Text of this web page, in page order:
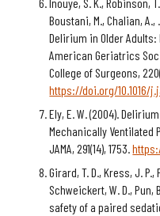
Inouye, S. K., Robinson,
Boustani, M., Chalian,
Delirium in Older
American Geriatrics
College of Surgeons,
https://doi.org/10.1016/
Ely, E. W. (2004).
Mechanically Ventilated
JAMA, 291(14), 1753.
Girard, T. D., Kress, J. P.,
Schweickert, W. D., Pun,
safety of a paired